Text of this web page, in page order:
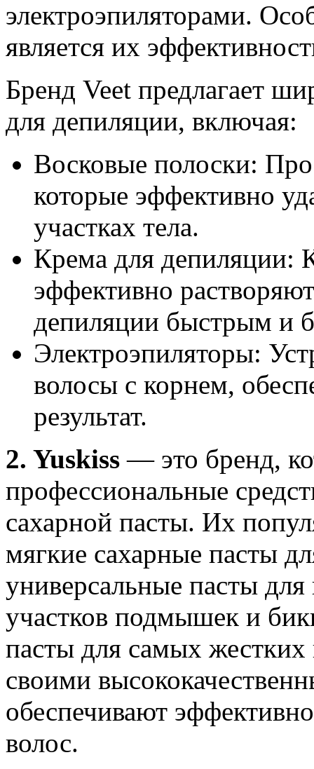
электроэпиляторами.
является их
Бренд Veet предлагает
для депиляции, включая:
Восковые полоски:
которые эффективно
участках тела.
Крема для депиляции:
эффективно
депиляции быстрым и
Электроэпиляторы:
волосы с корнем,
результат.
2. Yuskiss — это бренд,
профессиональные
сахарной пасты. Их
мягкие сахарные пасты
универсальные пасты
участков подмышек и
пасты для самых жестких
своими
обеспечивают
волос.